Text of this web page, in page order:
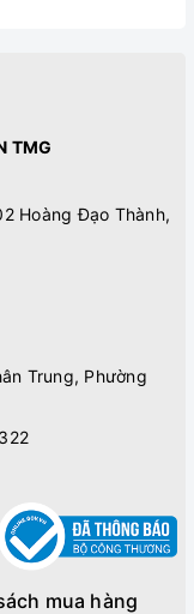
TMG
Hoàng Đạo Thành,
Trung, Phường
mua hàng